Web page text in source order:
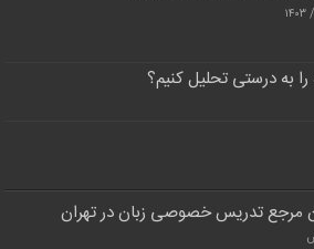
به درستی تحلیل کنیم؟
مرجع تدریس خصوصی زبان در تهران